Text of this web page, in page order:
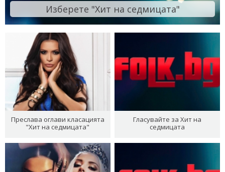
Изберете "Хит на седмицата"
Преслава оглави класацията
"Хит на седмицата"
Гласувайте за Хит на
седмицата